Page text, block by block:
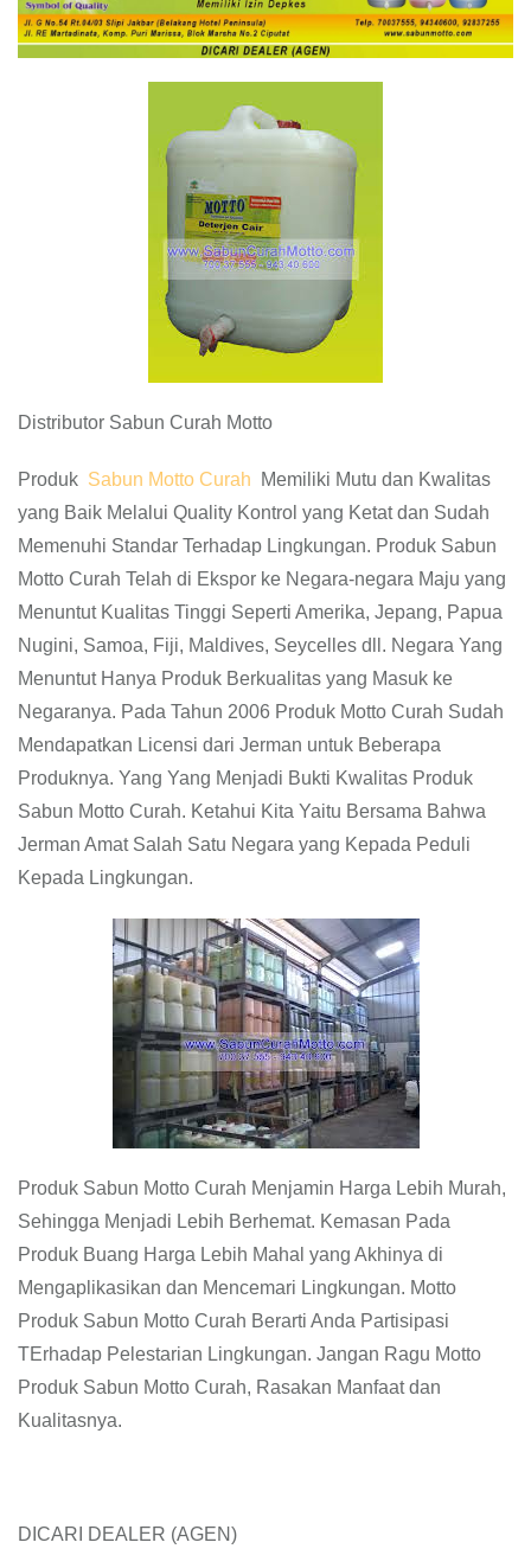
Distributor Sabun Curah Motto
Produk Sabun Motto Curah
Memiliki Mutu dan Kwalitas
yang Baik Melalui Quality Kontrol yang Ketat dan Sudah
Memenuhi Standar Terhadap Lingkungan. Produk Sabun
Motto Curah Telah di Ekspor ke Negara-negara Maju yang
Menuntut Kualitas Tinggi Seperti Amerika, Jepang, Papua
Nugini, Samoa, Fiji, Maldives, Seycelles dll. Negara Yang
Menuntut Hanya Produk Berkualitas yang Masuk ke
Negaranya. Pada Tahun 2006 Produk Motto Curah Sudah
Mendapatkan Licensi dari Jerman untuk Beberapa
Produknya. Yang Yang Menjadi Bukti Kwalitas Produk
Sabun Motto Curah. Ketahui Kita Yaitu Bersama Bahwa
Jerman Amat Salah Satu Negara yang Kepada Peduli
Kepada Lingkungan.
Produk Sabun Motto Curah Menjamin Harga Lebih Murah,
Sehingga Menjadi Lebih Berhemat. Kemasan Pada
Produk Buang Harga Lebih Mahal yang Akhinya di
Mengaplikasikan dan Mencemari Lingkungan. Motto
Produk Sabun Motto Curah Berarti Anda Partisipasi
TErhadap Pelestarian Lingkungan. Jangan Ragu Motto
Produk Sabun Motto Curah, Rasakan Manfaat dan
Kualitasnya.
DICARI DEALER (AGEN)